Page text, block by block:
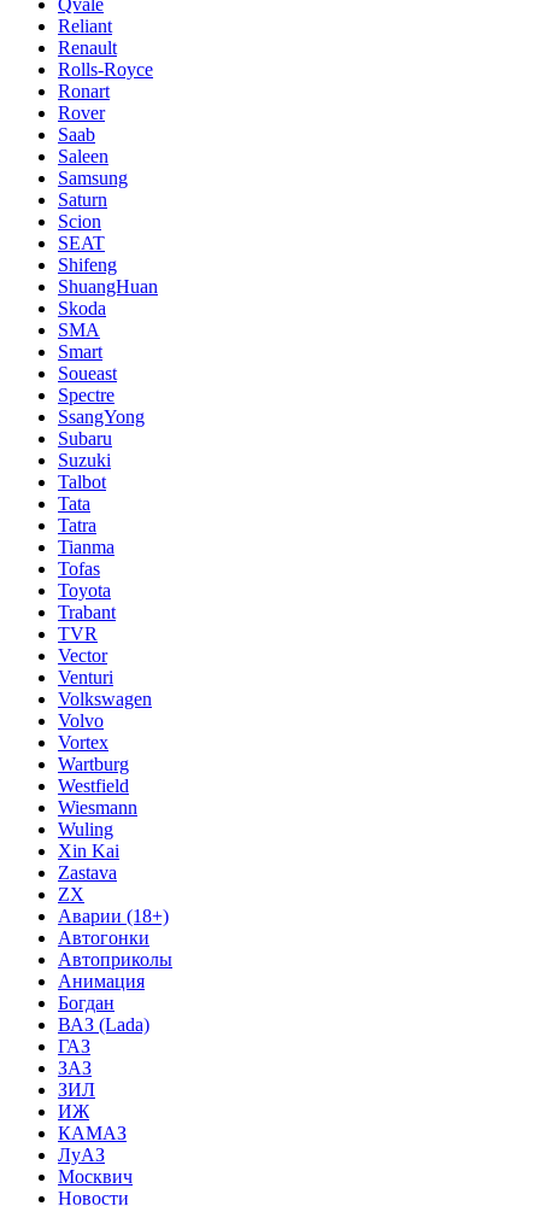
Qvale
Reliant
Renault
Rolls-Royce
Ronart
Rover
Saab
Saleen
Samsung
Saturn
Scion
SEAT
Shifeng
ShuangHuan
Skoda
SMA
Smart
Soueast
Spectre
SsangYong
Subaru
Suzuki
Talbot
Tata
Tatra
Tianma
Tofas
Toyota
Trabant
TVR
Vector
Venturi
Volkswagen
Volvo
Vortex
Wartburg
Westfield
Wiesmann
Wuling
Xin Kai
Zastava
ZX
Аварии (18+)
Автогонки
Автоприколы
Анимация
Богдан
ВАЗ (Lada)
ГАЗ
ЗАЗ
ЗИЛ
ИЖ
КАМАЗ
ЛуАЗ
Москвич
Новости